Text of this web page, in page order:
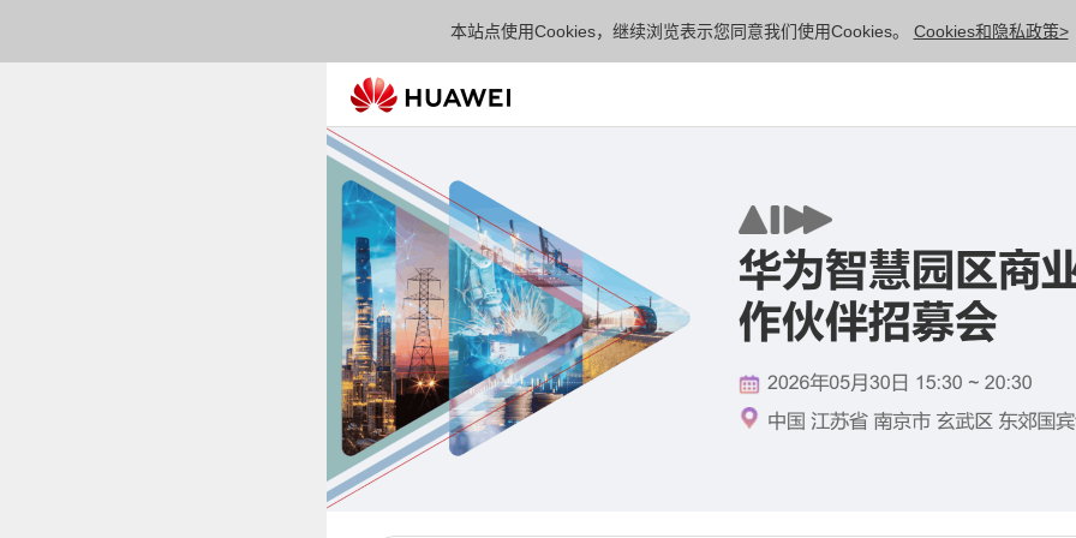
本站点使用Cookies，继续浏览表示您同意我们使用Cookies。 Cookies和隐私政策>